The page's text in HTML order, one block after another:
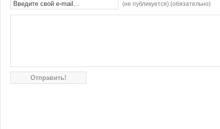
(не публикуется) (обязательно)